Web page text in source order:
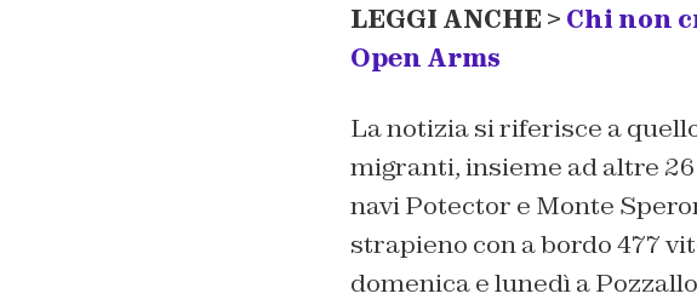
LEGGI ANCHE > Chi non
Open Arms
La notizia si riferisce a
migranti, insieme ad altre
navi Potector e Monte
strapieno con a bordo 477
domenica e lunedì a